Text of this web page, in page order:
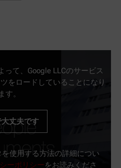
って、Google LLCのサービス
をロードしていることになり
ます。
大丈夫です
使用する方法の詳細につい
ーポリシーをお読みくださ